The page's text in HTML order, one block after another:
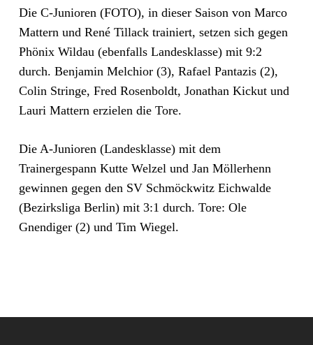
Die C-Junioren (FOTO), in dieser Saison von Marco
Mattern und René Tillack trainiert, setzen sich gegen
Phönix Wildau (ebenfalls Landesklasse) mit 9:2
durch. Benjamin Melchior (3), Rafael Pantazis (2),
Colin Stringe, Fred Rosenboldt, Jonathan Kickut und
Lauri Mattern erzielen die Tore.
Die A-Junioren (Landesklasse) mit dem
Trainergespann Kutte Welzel und Jan Möllerhenn
gewinnen gegen den SV Schmöckwitz Eichwalde
(Bezirksliga Berlin) mit 3:1 durch. Tore: Ole
Gnendiger (2) und Tim Wiegel.